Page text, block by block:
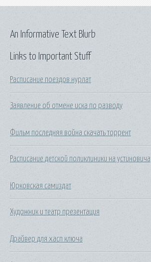
Links to Important Stuff
Расписание поездов нурлат
Заявление об отмене иска по разводу
Фильм последняя война скачать торрент
Расписание детской поликлиники на устиновича
Юрковская самиздат
Художник и театр презентация
Драйвер для хасп ключа
An Informative Text Blurb